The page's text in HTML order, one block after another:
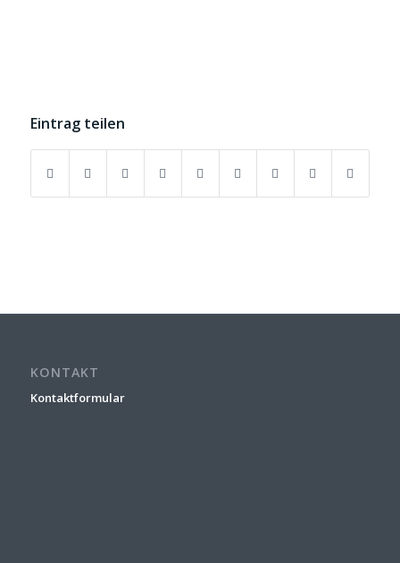
Eintrag teilen
KONTAKT
Kontaktformular